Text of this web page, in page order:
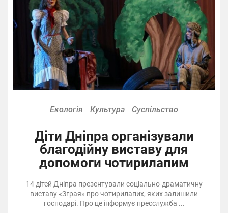
Екологія Культура Суспільство
Діти Дніпра організували
благодійну виставу для
допомоги чотирилапим
14 дітей Дніпра презентували соціально-драматичну
виставу «Зграя» про чотирилапих, яких залишили
господарі. Про це інформує пресслужба ...